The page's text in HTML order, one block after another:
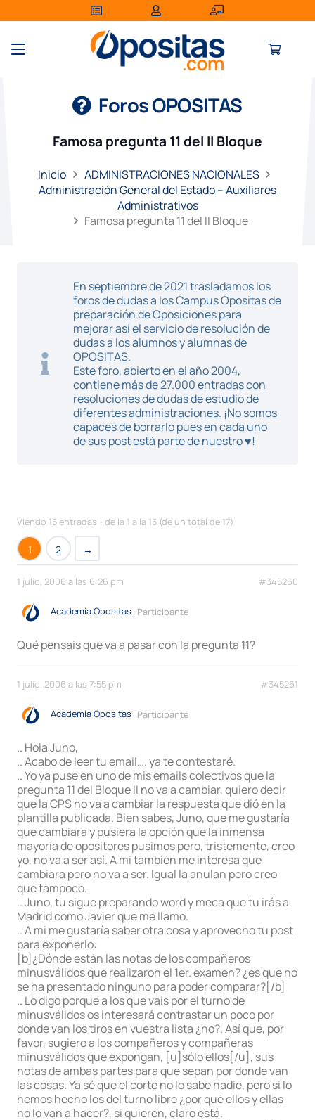
Foros OPOSITAS
Famosa pregunta 11 del II Bloque
Inicio
ADMINISTRACIONES NACIONALES
Administración General del Estado – Auxiliares
Administrativos
Famosa pregunta 11 del II Bloque
En septiembre de 2021 trasladamos los
foros de dudas a los Campus Opositas de
preparación de Oposiciones para
mejorar así el servicio de resolución de
dudas a los alumnos y alumnas de
OPOSITAS.
Este foro, abierto en el año 2004,
contiene más de 27.000 entradas con
resoluciones de dudas de estudio de
diferentes administraciones. ¡No somos
capaces de borrarlo pues en cada uno
de sus post está parte de nuestro ♥!
Viendo 15 entradas - de la 1 a la 15 (de un total de 17)
1 2 →
1 julio, 2006 a las 6:26 pm #345260
Academia Opositas Participante
Qué pensais que va a pasar con la pregunta 11?
1 julio, 2006 a las 7:55 pm #345261
Academia Opositas Participante
.. Hola Juno,
.. Acabo de leer tu email…. ya te contestaré.
.. Yo ya puse en uno de mis emails colectivos que la
pregunta 11 del Bloque II no va a cambiar, quiero decir
que la CPS no va a cambiar la respuesta que dió en la
plantilla publicada. Bien sabes, Juno, que me gustaría
que cambiara y pusiera la opción que la inmensa
mayoría de opositores pusimos pero, tristemente, creo
yo, no va a ser así. A mi también me interesa que
cambiara pero no va a ser. Igual la anulan pero creo
que tampoco.
.. Juno, tu sigue preparando word y meca que tu irás a
Madrid como Javier que me llamo.
.. A mi me gustaría saber otra cosa y aprovecho tu post
para exponerlo:
[b]¿Dónde están las notas de los compañeros
minusválidos que realizaron el 1er. examen? ¿es que no
se ha presentado ninguno para poder comparar?[/b]
.. Lo digo porque a los que vais por el turno de
minusválidos os interesará contrastar un poco por
donde van los tiros en vuestra lista ¿no?. Así que, por
favor, sugiero a los compañeros y compañeras
minusválidos que expongan, [u]sólo ellos[/u], sus
notas de ambas partes para que sepan por donde van
las cosas. Ya sé que el corte no lo sabe nadie, pero si lo
hemos hecho los del turno libre ¿por qué ellos y ellas
no lo van a hacer?, si quieren, claro está.